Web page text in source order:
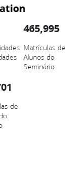
465,995
Matrículas de
Alunos do
Seminário
de